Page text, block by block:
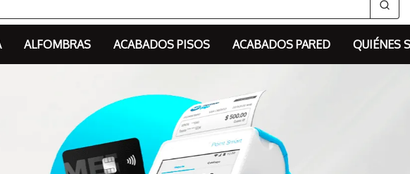
ALFOMBRAS ACABADOS PISOS ACABADOS PARED QUIÉNES